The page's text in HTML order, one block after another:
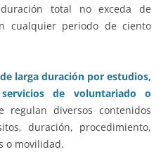
total no exceda de
cualquier periodo de ciento
larga duración por estudios,
de voluntariado o
regulan diversos contenidos
duración, procedimiento,
o movilidad.